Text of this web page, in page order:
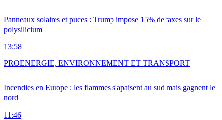
Panneaux solaires et puces : Trump impose 15% de taxes sur le
polysilicium
13:58
Incendies en Europe : les flammes s'apaisent au sud mais gagnent le
nord
11:46
PROENERGIE, ENVIRONNEMENT ET TRANSPORT